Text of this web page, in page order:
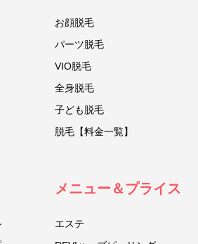
お顔脱毛
パーツ脱毛
VIO脱毛
全身脱毛
子ども脱毛
脱毛【料金一覧】
メニュー＆プライス
エステ